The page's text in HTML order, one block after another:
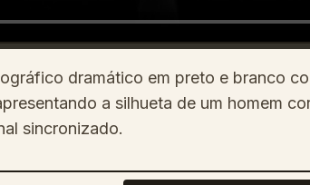
dramático em preto e branco
a silhueta de um homem
sincronizado.